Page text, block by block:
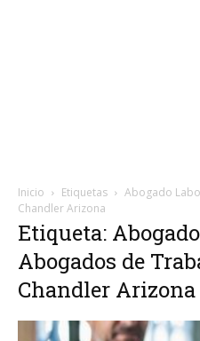
Inicio Etiquetas
Abogado
Chandler Arizona
Etiqueta:
Abogados de
Chandler Arizona